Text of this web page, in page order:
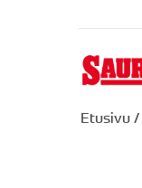
Etusivu /